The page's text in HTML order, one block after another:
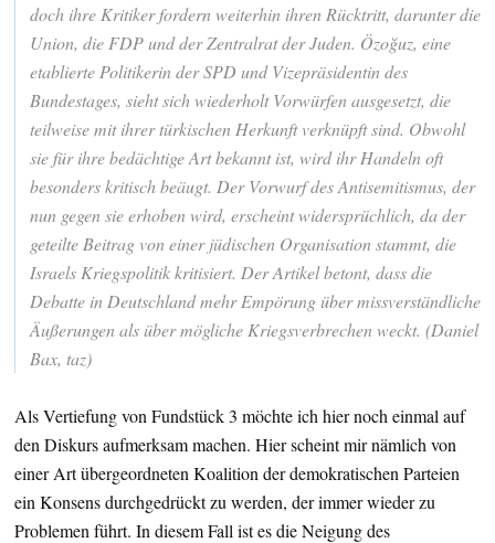
doch ihre Kritiker fordern weiterhin ihren Rücktritt, darunter die
Union, die FDP und der Zentralrat der Juden. Özoğuz, eine
etablierte Politikerin der SPD und Vizepräsidentin des
Bundestages, sieht sich wiederholt Vorwürfen ausgesetzt, die
teilweise mit ihrer türkischen Herkunft verknüpft sind. Obwohl
sie für ihre bedächtige Art bekannt ist, wird ihr Handeln oft
besonders kritisch beäugt. Der Vorwurf des Antisemitismus, der
nun gegen sie erhoben wird, erscheint widersprüchlich, da der
geteilte Beitrag von einer jüdischen Organisation stammt, die
Israels Kriegspolitik kritisiert. Der Artikel betont, dass die
Debatte in Deutschland mehr Empörung über missverständliche
Äußerungen als über mögliche Kriegsverbrechen weckt. (Daniel
Bax, taz)
Als Vertiefung von Fundstück 3 möchte ich hier noch einmal auf
den Diskurs aufmerksam machen. Hier scheint mir nämlich von
einer Art übergeordneten Koalition der demokratischen Parteien
ein Konsens durchgedrückt zu werden, der immer wieder zu
Problemen führt. In diesem Fall ist es die Neigung des